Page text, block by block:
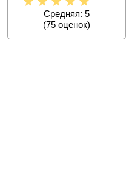
Средняя: 5
(75 оценок)